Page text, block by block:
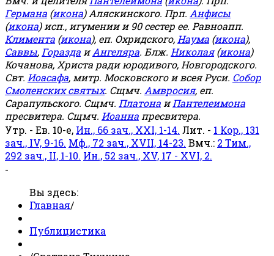
Германа (икона) Аляскинского. Прп. Анфисы
(икона) исп., игумении и 90 сестер ее. Равноапп.
Климента (икона), еп. Охридского, Наума (икона),
Саввы, Горазда иАнгеляра. Блж. Николая(икона)
Кочанова, Христа ради юродивого, Новгородского.
Свт. Иоасафа, митр. Московского и всея Руси. Собор
Смоленских святых. Сщмч. Амвросия, еп.
Сарапульского. Сщмч. Платона иПантелеимона
пресвитера. Сщмч. Иоанна пресвитера.
Утр. - Ев. 10-е, Ин., 66 зач., XXI, 1-14. Лит. - 1 Кор., 131
зач., IV, 9-16. Мф., 72 зач., XVII, 14-23. Вмч.: 2 Тим.,
292 зач., II, 1-10. Ин., 52 зач., XV, 17 - XVI, 2.
-
Вы здесь:
Главная/
Публицистика